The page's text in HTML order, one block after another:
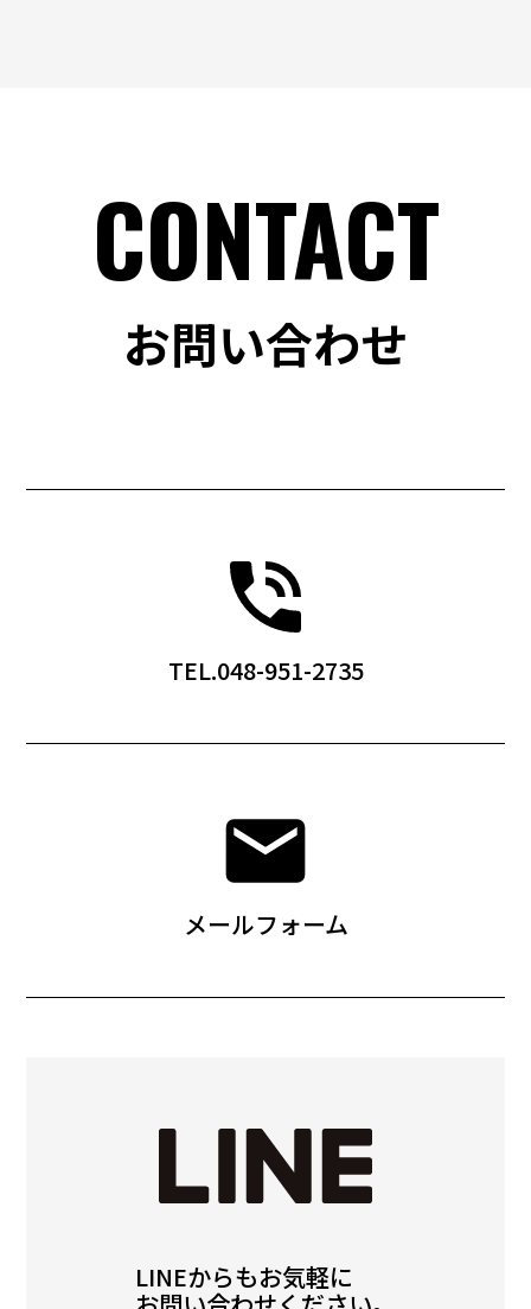
CONTACT
お問い合わせ
TEL.048-951-2735
メールフォーム
LINEからもお気軽に